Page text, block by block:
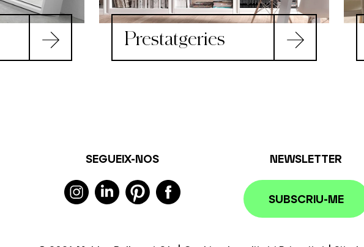
Prestatgeries
SEGUEIX-NOS NEWSLETTER
SUBSCRIU-ME